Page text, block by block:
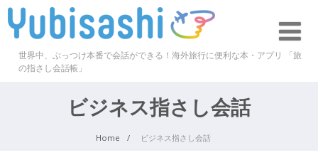
世界中、ぶっつけ本番で会話ができる！海外旅行に便利な本・アプリ 「旅
の指さし会話帳」
ビジネス指さし会話
Home ビジネス指さし会話